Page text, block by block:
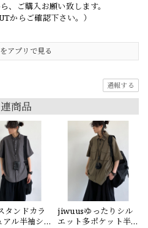
、ご購入お願い致します。
からご確認下さい。）
アプリで見る
通報する
商品
ンドカラ
アル半袖シ
jiwuusゆったりシル
エット多ポケット半